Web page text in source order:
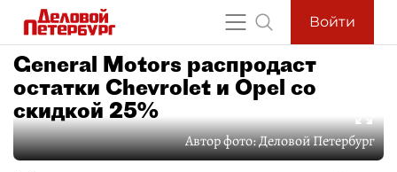
Войти
General Motors распродаст
остатки Chevrolet и Opel со
скидкой 25%
Автор фото:Деловой Петербург